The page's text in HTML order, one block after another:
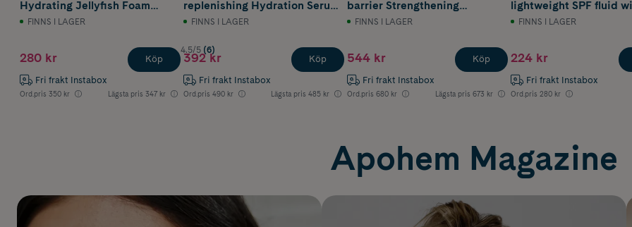
Hydrating Jellyfish Foam
Cleanser 150 ml
FINNS I LAGER
280 kr
Fri frakt Instabox
Ord.pris 350 kr Lägsta pris 347 kr
Köp
replenishing Hydration Serum
50ml
FINNS I LAGER
4.5/5 (6)
392 kr
Fri frakt Instabox
Ord.pris 490 kr Lägsta pris 485 kr
Köp
barrier Strengthening
Moisturiser 50ml
FINNS I LAGER
544 kr
Fri frakt Instabox
Ord.pris 680 kr Lägsta pris 673 kr
Köp
lightweight SPF fluid
antioxidants 30 ml
FINNS I LAGER
224 kr
Fri frakt Instabox
Ord.pris 280 kr
Apohem Magazine